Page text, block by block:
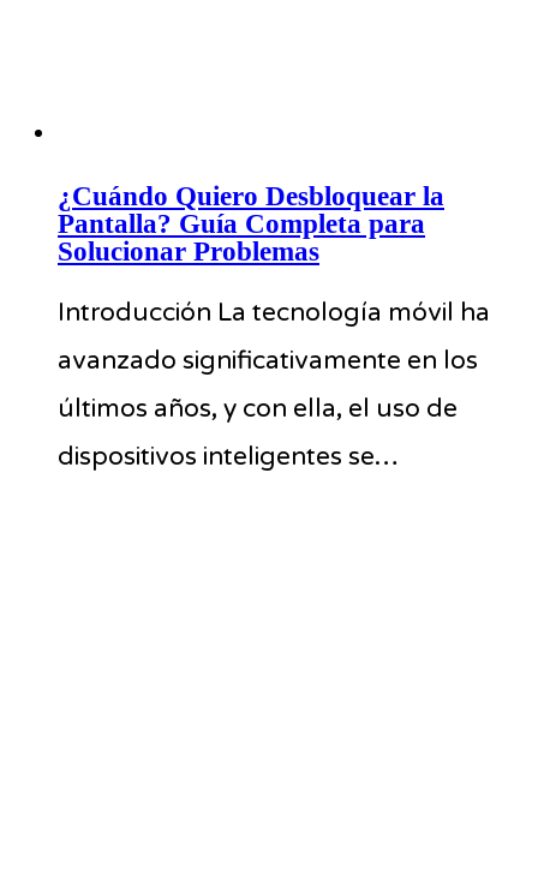
¿Cuándo Quiero Desbloquear la
Pantalla? Guía Completa para
Solucionar Problemas
Introducción La tecnología móvil ha
avanzado significativamente en los
últimos años, y con ella, el uso de
dispositivos inteligentes se…